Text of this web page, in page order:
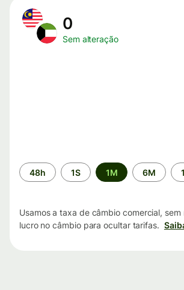
0
Sem alteração
Período
de
48h 1S 1M 6M
Usamos a taxa de câmbio comercial, sem
lucro no câmbio para ocultar tarifas.